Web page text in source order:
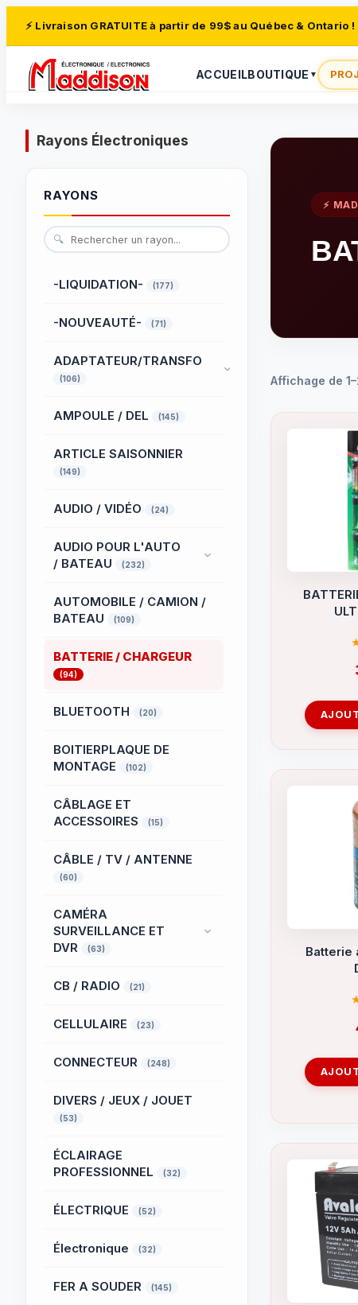
⚡ Livraison GRATUITE à partir de 99$ au Québec & Ontario
ACCUEILBOUTIQUE ▼
Rayons Électroniques
RAYONS
🔍
-LIQUIDATION- (177)
-NOUVEAUTÉ- (71)
ADAPTATEUR/TRANSFO
(106)
AMPOULE / DEL (145)
ARTICLE SAISONNIER
(149)
AUDIO / VIDÉO (24)
AUDIO POUR L'AUTO
/ BATEAU
(232)
AUTOMOBILE / CAMION /
BATEAU
(109)
BATTERIE / CHARGEUR
(94)
BLUETOOTH (20)
BOITIERPLAQUE DE
MONTAGE
(102)
CÂBLAGE ET
ACCESSOIRES
(15)
CÂBLE / TV / ANTENNE
(60)
CAMÉRA
SURVEILLANCE ET
DVR
(63)
CB / RADIO (21)
CELLULAIRE (23)
CONNECTEUR (248)
DIVERS / JEUX / JOUET
(53)
ÉCLAIRAGE
PROFESSIONNEL
(32)
ÉLECTRIQUE (52)
Électronique (32)
FER A SOUDER (145)
⚡
Affichage de
Batterie